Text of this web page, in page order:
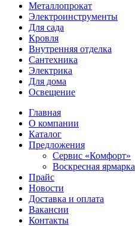
Металлопрокат
Электроинструменты
Для сада
Кровля
Внутренняя отделка
Сантехника
Электрика
Для дома
Освещение
Главная
О компании
Каталог
Предложения
Сервис «Комфорт»
Воскресная ярмарка
Прайс
Новости
Доставка и оплата
Вакансии
Контакты